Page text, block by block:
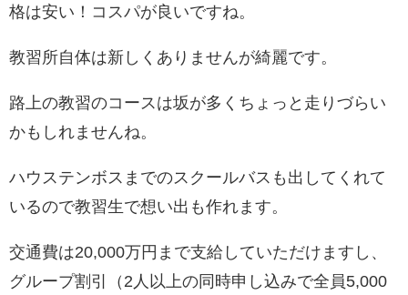
格は安い ！コスパが良いですね。
教習所自体は新しくありませんが綺麗です。
路上の教習のコースは坂が多くちょっと走りづらい
かもしれませんね。
ハウステンボスまでのスクールバスも出してくれて
いるので教習生で想い出も作れます。
交通費は20,000万円まで支給していただけますし、
グループ割引（2人以上の同時申し込みで全員5,000